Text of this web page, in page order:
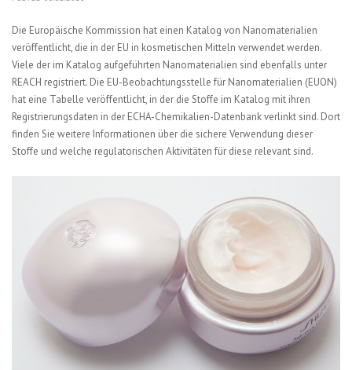
Die Europäische Kommission hat einen Katalog von Nanomaterialien
veröffentlicht, die in der EU in kosmetischen Mitteln verwendet werden.
Viele der im Katalog aufgeführten Nanomaterialien sind ebenfalls unter
REACH registriert. Die EU-Beobachtungsstelle für Nanomaterialien (EUON)
hat eine Tabelle veröffentlicht, in der die Stoffe im Katalog mit ihren
Registrierungsdaten in der ECHA-Chemikalien-Datenbank verlinkt sind. Dort
finden Sie weitere Informationen über die sichere Verwendung dieser
Stoffe und welche regulatorischen Aktivitäten für diese relevant sind.